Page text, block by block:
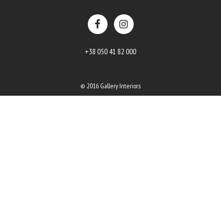
+38 050 41 82 000
© 2016 Gallery Interiors